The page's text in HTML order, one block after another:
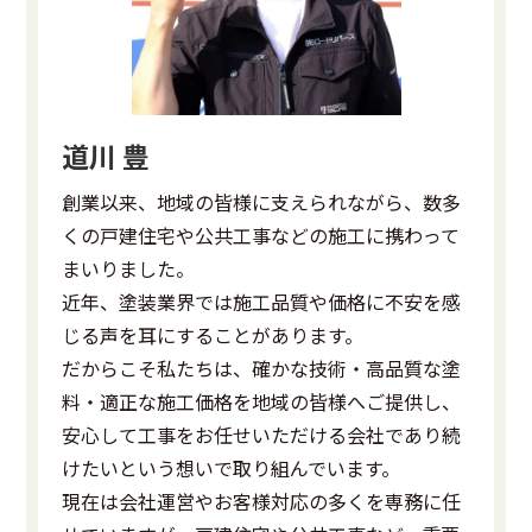
道川 豊
創業以来、地域の皆様に支えられながら、数多
くの戸建住宅や公共工事などの施工に携わって
まいりました。
近年、塗装業界では施工品質や価格に不安を感
じる声を耳にすることがあります。
だからこそ私たちは、確かな技術・高品質な塗
料・適正な施工価格を地域の皆様へご提供し、
安心して工事をお任せいただける会社であり続
けたいという想いで取り組んでいます。
現在は会社運営やお客様対応の多くを専務に任